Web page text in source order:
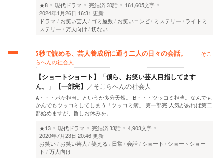
★8
現代ドラマ 完結済30話
161,605文字
2024年1月26日 16:31 更新
ドラマ
お笑い芸人 ゴミ屋敷 お笑いコンビ ミステリー
ライトミ
ステリー
万人向け 切ない
5秒で読める、芸人養成所に通う二人の日々の会話。
そこ
らへんの社会人
【ショートショート】「僕ら、お笑い芸人目指してます
ん。」【一部完】 ／そこらへんの社会人
A・・・ボケ担当。というか多分天然。 B・・・ツッコミ担当。なんでも
かんでもツッコミしてしまう「ツッコミ病」 第一部完 人気があれば第二
部始めますが、暫しお休みを。
★13
現代ドラマ 完結済33話
4,903文字
2020年7月23日 20:46 更新
お笑い
お笑い芸人 笑える 日常 会話 ショート
ショートショー
ト
万人向け